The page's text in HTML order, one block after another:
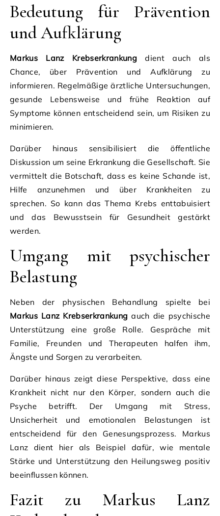
Bedeutung für Prävention
und Aufklärung
Markus Lanz Krebserkrankungdient auch als
Chance, über Prävention und Aufklärung zu
informieren. Regelmäßige ärztliche Untersuchungen,
gesunde Lebensweise und frühe Reaktion auf
Symptome können entscheidend sein, um Risiken zu
minimieren.
Darüber hinaus sensibilisiert die öffentliche
Diskussion um seine Erkrankung die Gesellschaft. Sie
vermittelt die Botschaft, dass es keine Schande ist,
Hilfe anzunehmen und über Krankheiten zu
sprechen. So kann das Thema Krebs enttabuisiert
und das Bewusstsein für Gesundheit gestärkt
werden.
Umgang mit psychischer
Belastung
Neben der physischen Behandlung spielte bei
Markus Lanz Krebserkrankung auch die psychische
Unterstützung eine große Rolle. Gespräche mit
Familie, Freunden und Therapeuten halfen ihm,
Ängste und Sorgen zu verarbeiten.
Darüber hinaus zeigt diese Perspektive, dass eine
Krankheit nicht nur den Körper, sondern auch die
Psyche betrifft. Der Umgang mit Stress,
Unsicherheit und emotionalen Belastungen ist
entscheidend für den Genesungsprozess. Markus
Lanz dient hier als Beispiel dafür, wie mentale
Stärke und Unterstützung den Heilungsweg positiv
beeinflussen können.
Fazit zu Markus Lanz